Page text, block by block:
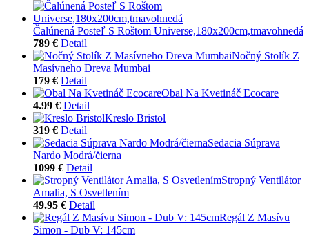
Čalúnená Posteľ S Roštom Universe,180x200cm,tmavohnedá
789 € Detail
Nočný Stolík Z
Masívneho Dreva Mumbai
179 € Detail
Obal Na Kvetináč Ecocare
4.99 € Detail
Kreslo Bristol
319 € Detail
Sedacia Súprava
Nardo Modrá/čierna
1099 € Detail
Stropný Ventilátor
Amalia, S Osvetlením
49.95 € Detail
Regál Z Masívu
Simon - Dub V: 145cm